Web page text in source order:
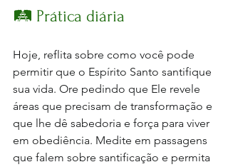
🛤️ Prática diária
Hoje, reflita sobre como você pode
permitir que o Espírito Santo santifique
sua vida. Ore pedindo que Ele revele
áreas que precisam de transformação e
que lhe dê sabedoria e força para viver
em obediência. Medite em passagens
que falem sobre santificação e permita